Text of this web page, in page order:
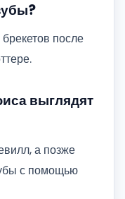
после
выглядят
а позже
с помощью